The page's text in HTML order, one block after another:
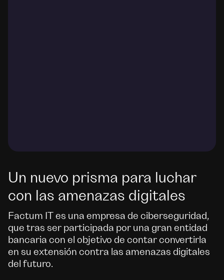
Un nuevo prisma para luchar
con las amenazas digitales
Factum IT es una empresa de ciberseguridad,
que tras ser participada por una gran entidad
bancaria con el objetivo de contar convertirla
en su extensión contra las amenazas digitales
del futuro.